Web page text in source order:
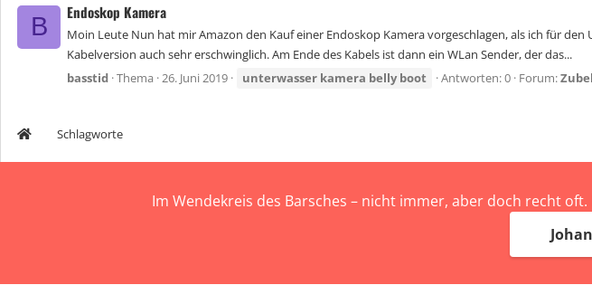
B
Endoskop Kamera
Moin Leute Nun hat mir Amazon den Kauf einer Endoskop Kamera vorgeschlagen, als ich für
Kabelversion auch sehr erschwinglich. Am Ende des Kabels ist dann ein WLan Sender, der das...
basstid Thema 26. Juni 2019 unterwasser kamera belly boot Antworten: 0 Forum:
Schlagworte
Im Wendekreis des Barsches – nicht immer, aber doch recht